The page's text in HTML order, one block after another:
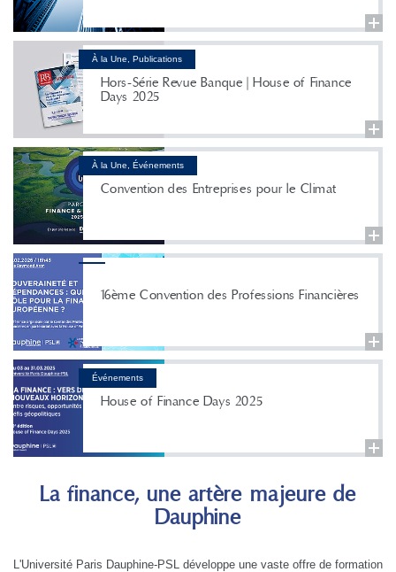
À la Une, Publications
Hors-Série Revue Banque | House of Finance
Days 2025
À la Une, Événements
Convention des Entreprises pour le Climat
16ème Convention des Professions Financières
Événements
House of Finance Days 2025
La finance, une artère majeure de
Dauphine
L'Université Paris Dauphine-PSL développe une vaste offre de formation